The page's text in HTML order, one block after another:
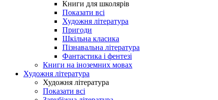
Книги для школярів
Показати всі
Художня література
Пригоди
Шкільна класика
Пізнавальна література
Фантастика і фентезі
Книги на іноземних мовах
Художня література
Художня література
Показати всі